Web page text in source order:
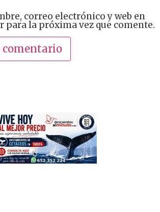
correo electrónico y web en
para la próxima vez que comente.